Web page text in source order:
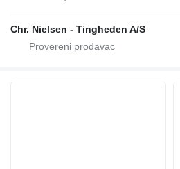
Chr. Nielsen - Tingheden A/S